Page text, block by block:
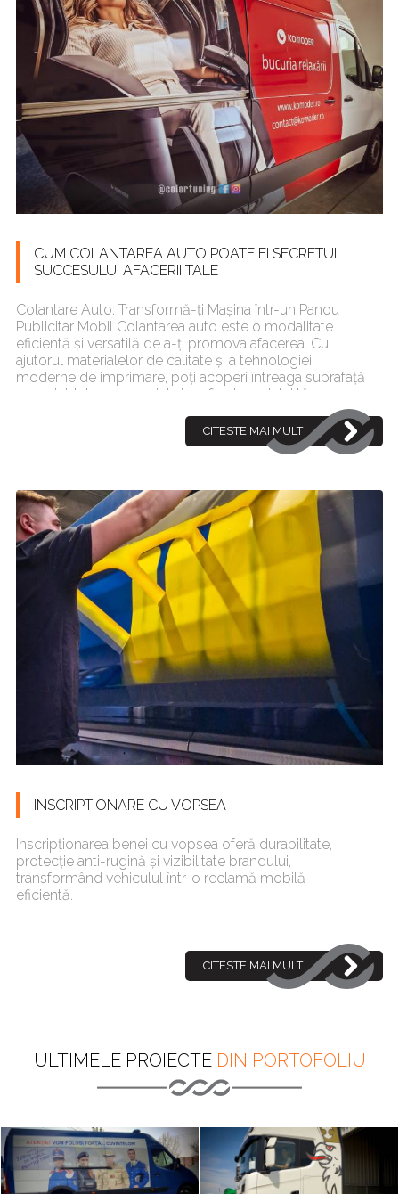
CUM COLANTAREA AUTO POATE FI SECRETUL
SUCCESULUI AFACERII TALE
Colantare Auto: Transformă-ți Mașina într-un Panou
Publicitar Mobil Colantarea auto este o modalitate
eficientă și versatilă de a-ți promova afacerea. Cu
ajutorul materialelor de calitate și a tehnologiei
moderne de imprimare, poți acoperi întreaga suprafață
a mașinii tale cu mesajul și grafica brandului tău.
CITESTE MAI MULT
INSCRIPTIONARE CU VOPSEA
Inscripționarea benei cu vopsea oferă durabilitate,
protecție anti-rugină și vizibilitate brandului,
transformând vehiculul într-o reclamă mobilă
eficientă.
CITESTE MAI MULT
ULTIMELE PROIECTE DIN PORTOFOLIU